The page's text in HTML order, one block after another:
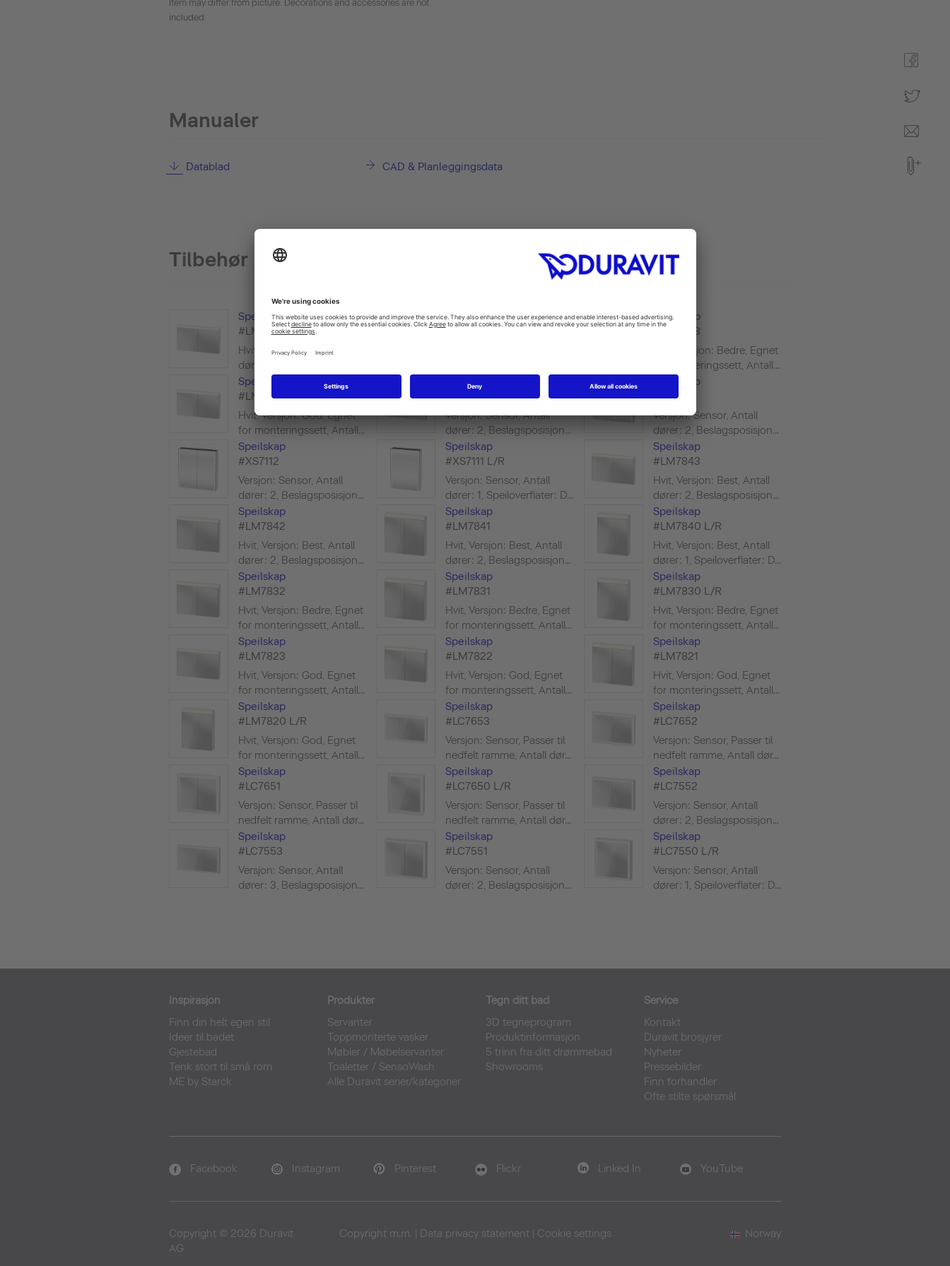
Item may differ from picture. Decorations and accessories are not
included.
Manualer
Datablad CAD & Planleggingsdata
Tilbehør
Speilskap
#LM7874
Hvit, Versjon: Best, Antall
dører: 2, Beslagsposisjon...
Speilskap
#LM7864
Speilskap
#LM7833
Hvit, Versjon: Bedre, Egnet
for monteringssett, Antall...
Speilskap
#LM7854
Hvit, Versjon: God, Egnet
for monteringssett, Antall...
Speilskap
#XS7114
Versjon: Sensor, Antall
dører: 2, Beslagsposisjon...
Speilskap
#XS7113
Versjon: Sensor, Antall
dører: 2, Beslagsposisjon...
Speilskap
#XS7112
Versjon: Sensor, Antall
dører: 2, Beslagsposisjon...
Speilskap
#XS7111 L/R
Versjon: Sensor, Antall
dører: 1, Speiloverflater: D...
Speilskap
#LM7843
Hvit, Versjon: Best, Antall
dører: 2, Beslagsposisjon...
Speilskap
#LM7842
Hvit, Versjon: Best, Antall
dører: 2, Beslagsposisjon...
Speilskap
#LM7841
Hvit, Versjon: Best, Antall
dører: 2, Beslagsposisjon...
Speilskap
#LM7840 L/R
Hvit, Versjon: Best, Antall
dører: 1, Speiloverflater: D...
Speilskap
#LM7832
Hvit, Versjon: Bedre, Egnet
for monteringssett, Antall...
Speilskap
#LM7831
Hvit, Versjon: Bedre, Egnet
for monteringssett, Antall...
Speilskap
#LM7830 L/R
Hvit, Versjon: Bedre, Egnet
for monteringssett, Antall...
Speilskap
#LM7823
Hvit, Versjon: God, Egnet
for monteringssett, Antall...
Speilskap
#LM7822
Hvit, Versjon: God, Egnet
for monteringssett, Antall...
Speilskap
#LM7821
Hvit, Versjon: God, Egnet
for monteringssett, Antall...
Speilskap
#LM7820 L/R
Hvit, Versjon: God, Egnet
for monteringssett, Antall...
Speilskap
#LC7653
Versjon: Sensor, Passer til
nedfelt ramme, Antall dør...
Speilskap
#LC7652
Versjon: Sensor, Passer til
nedfelt ramme, Antall dør...
Speilskap
#LC7651
Versjon: Sensor, Passer til
nedfelt ramme, Antall dør...
Speilskap
#LC7650 L/R
Versjon: Sensor, Passer til
nedfelt ramme, Antall dør...
Speilskap
#LC7552
Versjon: Sensor, Antall
dører: 2, Beslagsposisjon...
Speilskap
#LC7553
Versjon: Sensor, Antall
dører: 3, Beslagsposisjon...
Speilskap
#LC7551
Versjon: Sensor, Antall
dører: 2, Beslagsposisjon...
Speilskap
#LC7550 L/R
Versjon: Sensor, Antall
dører: 1, Speiloverflater: D...
Inspirasjon
Finn din helt egen stil
Ideer til badet
Gjestebad
Tenk stort til små rom
ME by Starck
Produkter
Servanter
Toppmonterte vasker
Møbler / Møbelservanter
Toaletter / SensoWash
Alle Duravit serier/kategorier
Tegn ditt bad
3D tegneprogram
Produktinformasjon
5 trinn fra ditt drømmebad
Showrooms
Service
Kontakt
Duravit brosjyrer
Nyheter
Pressebilder
Finn forhandler
Ofte stilte spørsmål
Facebook Instagram Pinterest Flickr Linked In YouTube
Copyright © 2026 Duravit
AG
Copyright m.m. | Data privacy statement| Cookie settings Norway